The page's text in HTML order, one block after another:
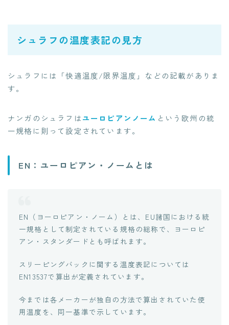
シュラフの温度表記の見方
シュラフには「快適温度/限界温度」などの記載がありま
す。
ナンガのシュラフはユーロピアンノーム という欧州の統
一規格に則って設定されています。
EN：ユーロピアン・ノームとは
EN（ヨーロピアン・ノーム）とは、EU諸国における統
一規格として制定されている規格の総称で、ヨーロピ
アン・スタンダードとも呼ばれます。
スリーピングバックに関する温度表記については
EN13537で算出が定義されています。
今までは各メーカーが独自の方法で算出されていた使
用温度を、同一基準で示しています。